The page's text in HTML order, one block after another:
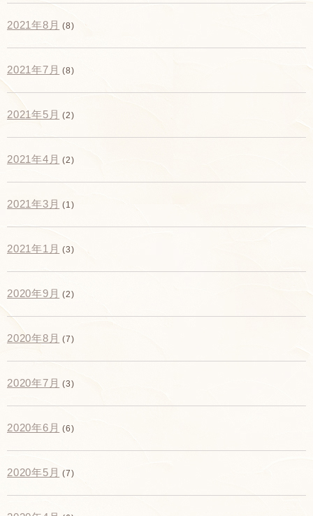
2021年8月 (8)
2021年7月 (8)
2021年5月 (2)
2021年4月 (2)
2021年3月 (1)
2021年1月 (3)
2020年9月 (2)
2020年8月 (7)
2020年7月 (3)
2020年6月 (6)
2020年5月 (7)